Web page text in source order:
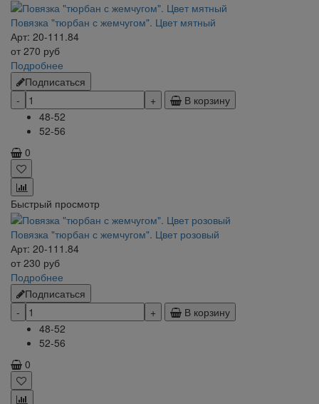
Повязка "тюрбан с жемчугом". Цвет мятный
Арт: 20-111.84
от 270 руб
Подробнее
Подписаться
В корзину
48-52
52-56
0
Быстрый просмотр
Повязка "тюрбан с жемчугом". Цвет розовый
Арт: 20-111.84
от 230 руб
Подробнее
Подписаться
В корзину
48-52
52-56
0